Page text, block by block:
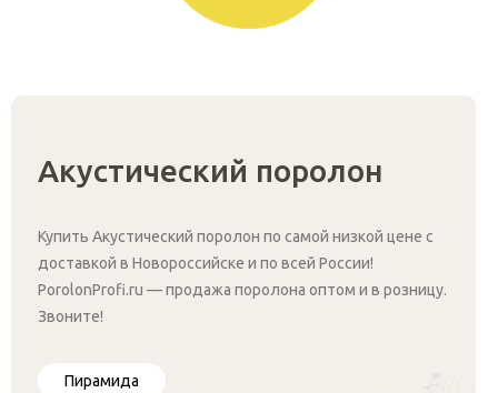
Акустический поролон
Купить Акустический поролон по самой низкой цене с
доставкой в Новороссийске и по всей России!
PorolonProfi.ru — продажа поролона оптом и в розницу.
Звоните!
Пирамида